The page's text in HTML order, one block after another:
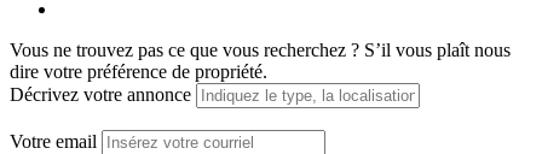
Vous ne trouvez pas ce que vous recherchez ? S’il vous plaît nous
dire votre préférence de propriété.
Décrivez votre annonce
Votre email